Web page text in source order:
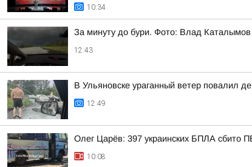
10:34
За минуту до бури. Фото: Влад Каталымов
12:43
В Ульяновске ураганный ветер повалил
12:49
Олег Царёв: 397 украинских БПЛА сбито
10:08